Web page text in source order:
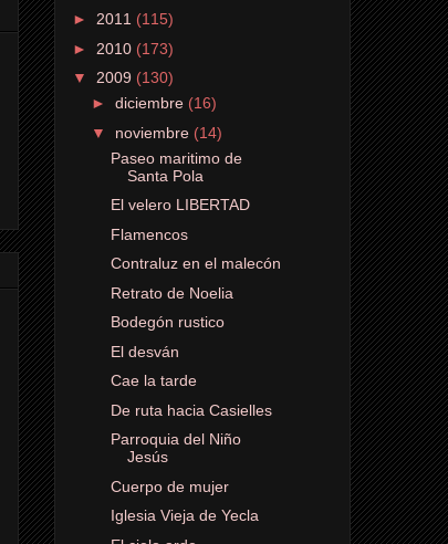
► 2011 (115)
► 2010 (173)
▼ 2009 (130)
► diciembre (16)
▼ noviembre (14)
Paseo maritimo de
Santa Pola
El velero LIBERTAD
Flamencos
Contraluz en el malecón
Retrato de Noelia
Bodegón rustico
El desván
Cae la tarde
De ruta hacia Casielles
Parroquia del Niño
Jesús
Cuerpo de mujer
Iglesia Vieja de Yecla